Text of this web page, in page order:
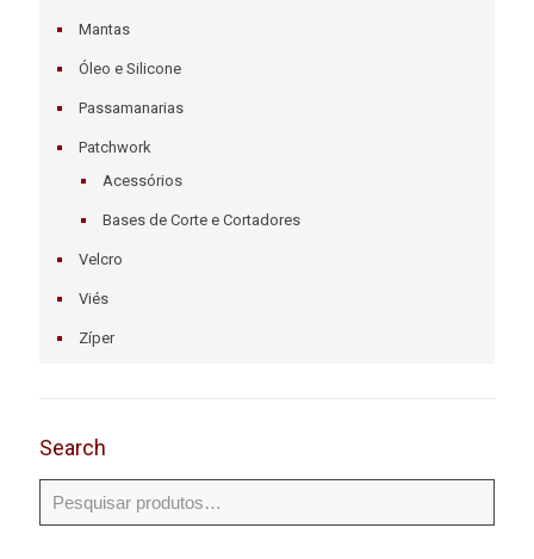
Mantas
Óleo e Silicone
Passamanarias
Patchwork
Acessórios
Bases de Corte e Cortadores
Velcro
Viés
Zíper
Search